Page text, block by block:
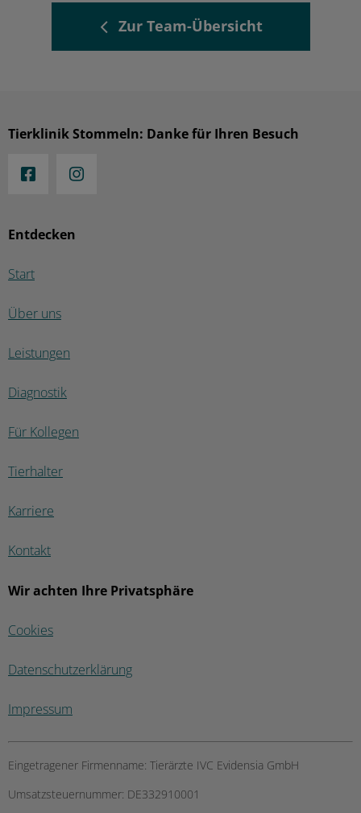
Zur Team-Übersicht
Entdecken
Start
Über uns
Leistungen
Diagnostik
Für Kollegen
Tierhalter
Karriere
Kontakt
Wir achten Ihre Privatsphäre
Cookies
Datenschutzerklärung
Impressum
Tierklinik Stommeln: Danke für Ihren Besuch
Eingetragener Firmenname: Tierärzte IVC Evidensia GmbH
Umsatzsteuernummer: DE332910001